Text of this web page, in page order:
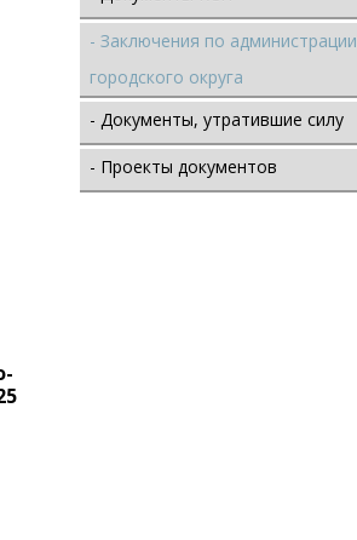
- Заключения по администрации
городского округа
- Документы, утратившие силу
- Проекты документов